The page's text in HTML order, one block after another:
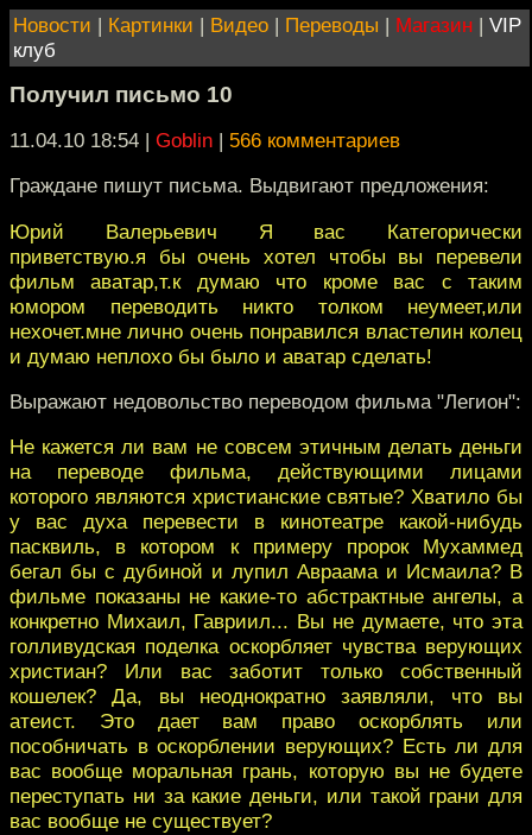
Новости | Картинки | Видео | Переводы | Магазин | VIP
клуб
Получил письмо 10
11.04.10 18:54 | Goblin | 566 комментариев
Граждане пишут письма. Выдвигают предложения:
Юрий Валерьевич Я вас Категорически
приветствую.я бы очень хотел чтобы вы перевели
фильм аватар,т.к думаю что кроме вас с таким
юмором переводить никто толком неумеет,или
нехочет.мне лично очень понравился властелин колец
и думаю неплохо бы было и аватар сделать!
Выражают недовольство переводом фильма "Легион":
Не кажется ли вам не совсем этичным делать деньги
на переводе фильма, действующими лицами
которого являются христианские святые? Хватило бы
у вас духа перевести в кинотеатре какой-нибудь
пасквиль, в котором к примеру пророк Мухаммед
бегал бы с дубиной и лупил Авраама и Исмаила? В
фильме показаны не какие-то абстрактные ангелы, а
конкретно Михаил, Гавриил... Вы не думаете, что эта
голливудская поделка оскорбляет чувства верующих
христиан? Или вас заботит только собственный
кошелек? Да, вы неоднократно заявляли, что вы
атеист. Это дает вам право оскорблять или
пособничать в оскорблении верующих? Есть ли для
вас вообще моральная грань, которую вы не будете
переступать ни за какие деньги, или такой грани для
вас вообще не существует?